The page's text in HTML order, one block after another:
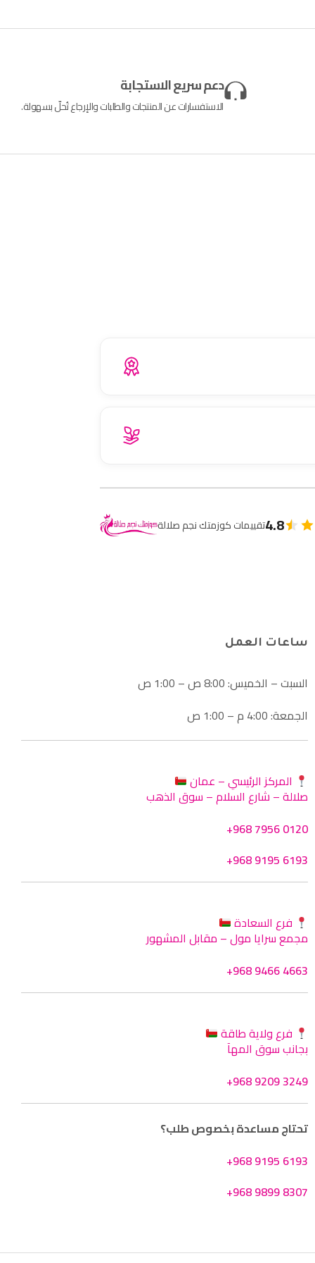
دعم سريع الاستجابة
الاستفسارات عن المنتجات والطلبات والإرجاع تُحلّ بسهولة.
4.8تقييمات كوزمتك نجم صلالة
ساعات العمل
السبت – الخميس: 8:00 ص – 1:00 ص
الجمعة: 4:00 م – 1:00 ص
المركز الرئيسي – عمان
صلالة – شارع السلام – سوق الذهب
+968 7956 0120
+968 9195 6193
فرع السعادة
مجمع سرايا مول – مقابل المشهور
+968 9466 4663
فرع ولاية طاقة
بجانب سوق المهآ
+968 9209 3249
تحتاج مساعدة بخصوص طلب؟
+968 9195 6193
+968 9899 8307